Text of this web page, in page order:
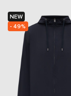
NEW
- 49%